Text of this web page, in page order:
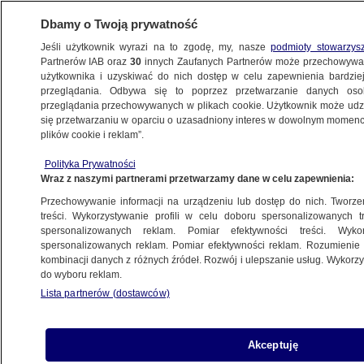
ŚWIAT
Będzie historyczny przełom?
20.09.2013, 05:17
Udostępnij
Dbamy o Twoją prywatność
Jeśli użytkownik wyrazi na to zgodę, my, naszepodmioty
Partnerów IAB oraz30 innych Zaufanych Partnerów może
użytkownika i uzyskiwać do nich dostęp w celu zapewnienia
przeglądania. Odbywa się to poprzez przetwarzanie danych
przeglądania przechowywanych w plikach cookie. Użytkownik może
się przetwarzaniu w oparciu o uzasadniony interes w dowolnym
plików cookie i reklam”.
Polityka Prywatności
Wraz z naszymi partnerami przetwarzamy dane w celu zapewnienia:
Przechowywanie informacji na urządzeniu lub dostęp do nich.
treści. Wykorzystywanie profili w celu doboru spersonalizowanych
spersonalizowanych reklam. Pomiar efektywności treści.
spersonalizowanych reklam. Pomiar efektywności reklam.
kombinacji danych z różnych źródeł. Rozwój i ulepszanie usług.
do wyboru reklam.
Lista partnerów (dostawców)
Akceptuję